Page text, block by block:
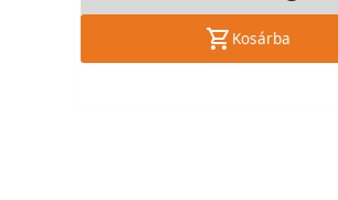
Kosárba